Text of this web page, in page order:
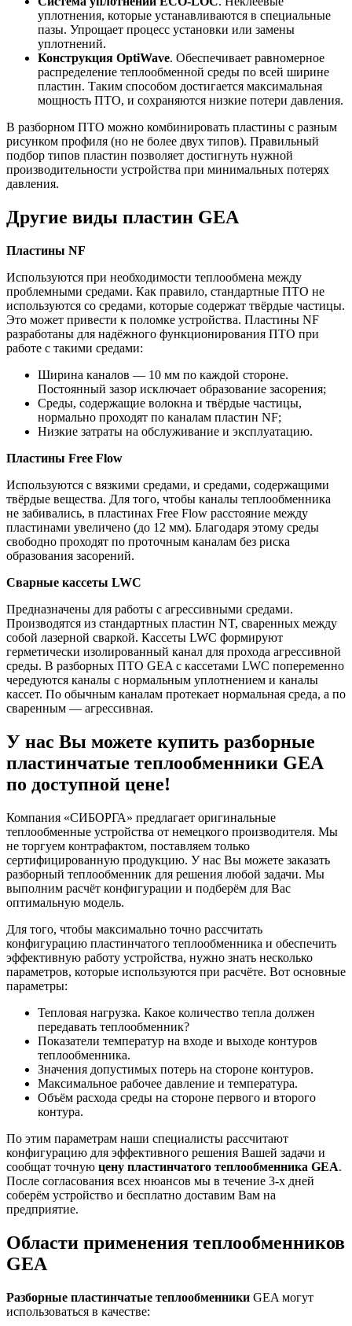
уплотнения, которые устанавливаются в специальные
пазы. Упрощает процесс установки или замены
уплотнений.
Конструкция OptiWave. Обеспечивает равномерное
распределение теплообменной среды по всей ширине
пластин. Таким способом достигается максимальная
мощность ПТО, и сохраняются низкие потери давления.
В разборном ПТО можно комбинировать пластины с разным
рисунком профиля (но не более двух типов). Правильный
подбор типов пластин позволяет достигнуть нужной
производительности устройства при минимальных потерях
давления.
Другие виды пластин GEA
Пластины NF
Используются при необходимости теплообмена между
проблемными средами. Как правило, стандартные ПТО не
используются со средами, которые содержат твёрдые частицы.
Это может привести к поломке устройства. Пластины NF
разработаны для надёжного функционирования ПТО при
работе с такими средами:
Ширина каналов — 10 мм по каждой стороне.
Постоянный зазор исключает образование засорения;
Среды, содержащие волокна и твёрдые частицы,
нормально проходят по каналам пластин NF;
Низкие затраты на обслуживание и эксплуатацию.
Пластины Free Flow
Используются с вязкими средами, и средами, содержащими
твёрдые вещества. Для того, чтобы каналы теплообменника
не забивались, в пластинах Free Flow расстояние между
пластинами увеличено (до 12 мм). Благодаря этому среды
свободно проходят по проточным каналам без риска
образования засорений.
Сварные кассеты LWC
Предназначены для работы с агрессивными средами.
Производятся из стандартных пластин NT, сваренных между
собой лазерной сваркой. Кассеты LWC формируют
герметически изолированный канал для прохода агрессивной
среды. В разборных ПТО GEA с кассетами LWC попеременно
чередуются каналы с нормальным уплотнением и каналы
кассет. По обычным каналам протекает нормальная среда, а по
сваренным — агрессивная.
У нас Вы можете купить разборные
пластинчатые теплообменники GEA
по доступной цене!
Компания «СИБОРГА» предлагает оригинальные
теплообменные устройства от немецкого производителя. Мы
не торгуем контрафактом, поставляем только
сертифицированную продукцию. У нас Вы можете заказать
разборный теплообменник для решения любой задачи. Мы
выполним расчёт конфигурации и подберём для Вас
оптимальную модель.
Для того, чтобы максимально точно рассчитать
конфигурацию пластинчатого теплообменника и обеспечить
эффективную работу устройства, нужно знать несколько
параметров, которые используются при расчёте. Вот основные
параметры:
Тепловая нагрузка. Какое количество тепла должен
передавать теплообменник?
Показатели температур на входе и выходе контуров
теплообменника.
Значения допустимых потерь на стороне контуров.
Максимальное рабочее давление и температура.
Объём расхода среды на стороне первого и второго
контура.
По этим параметрам наши специалисты рассчитают
конфигурацию для эффективного решения Вашей задачи и
сообщат точную цену пластинчатого теплообменника GEA.
После согласования всех нюансов мы в течение 3-х дней
соберём устройство и бесплатно доставим Вам на
предприятие.
Области применения теплообменников
GEA
Разборные пластинчатые теплообменники GEA могут
использоваться в качестве: